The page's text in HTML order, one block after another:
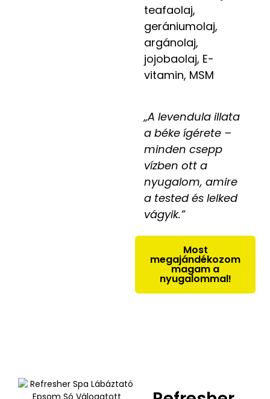
teafaolaj,
gerániumolaj,
argánolaj,
jojobaolaj, E-
vitamin, MSM
„A levendula illata
a béke ígérete –
minden csepp
vízben ott a
nyugalom, amire
a tested és lelked
vágyik.”
Most
megajándékozom
magam a
nyugalommal!